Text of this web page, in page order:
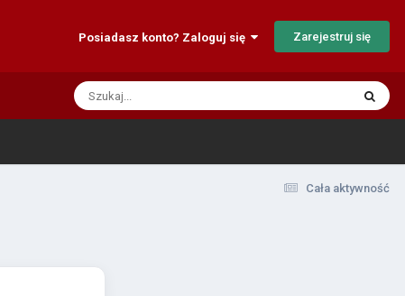
Posiadasz konto? Zaloguj się Zarejestruj się
Cała aktywność